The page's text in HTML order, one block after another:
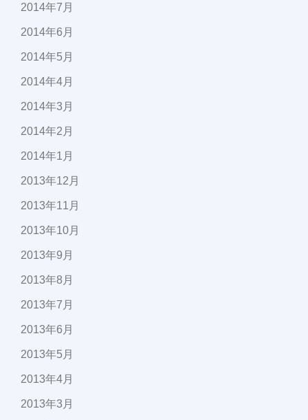
2014年7月
2014年6月
2014年5月
2014年4月
2014年3月
2014年2月
2014年1月
2013年12月
2013年11月
2013年10月
2013年9月
2013年8月
2013年7月
2013年6月
2013年5月
2013年4月
2013年3月